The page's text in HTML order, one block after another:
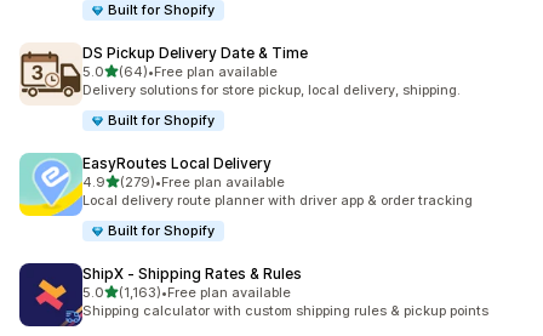
Built for Shopify
DS Pickup Delivery Date & Time
5.05つ星中
(64)
合計レビュー数：64件
•Free plan available
Delivery solutions for store pickup, local delivery, shipping.
Built for Shopify
EasyRoutes Local Delivery
4.95つ星中
(279)
合計レビュー数：279件
•Free plan available
Local delivery route planner with driver app & order tracking
Built for Shopify
ShipX ‑ Shipping Rates & Rules
5.05つ星中
(1,163)
合計レビュー数：1163件
•Free plan available
Shipping calculator with custom shipping rules & pickup points